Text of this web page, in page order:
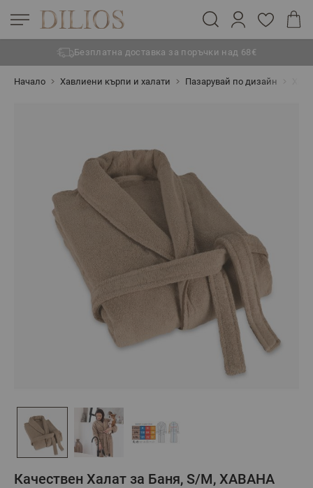
Безплатна доставка за поръчки над 68€
Начало Хавлиени кърпи и халати Пазарувай по дизайн
Качествен Халат за Баня, S/M, ХАВАНА